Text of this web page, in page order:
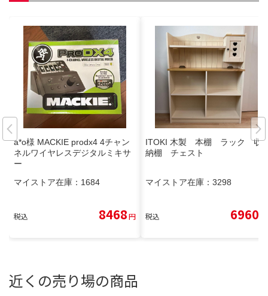
a*o様 MACKIE prodx4 4チャン
ネルワイヤレスデジタルミキサ
ー
マイストア在庫： 1684
税込 8468円
ITOKI 木製 本棚 ラック 収
納棚 チェスト
マイストア在庫： 3298
税込 6960
近くの売り場の商品